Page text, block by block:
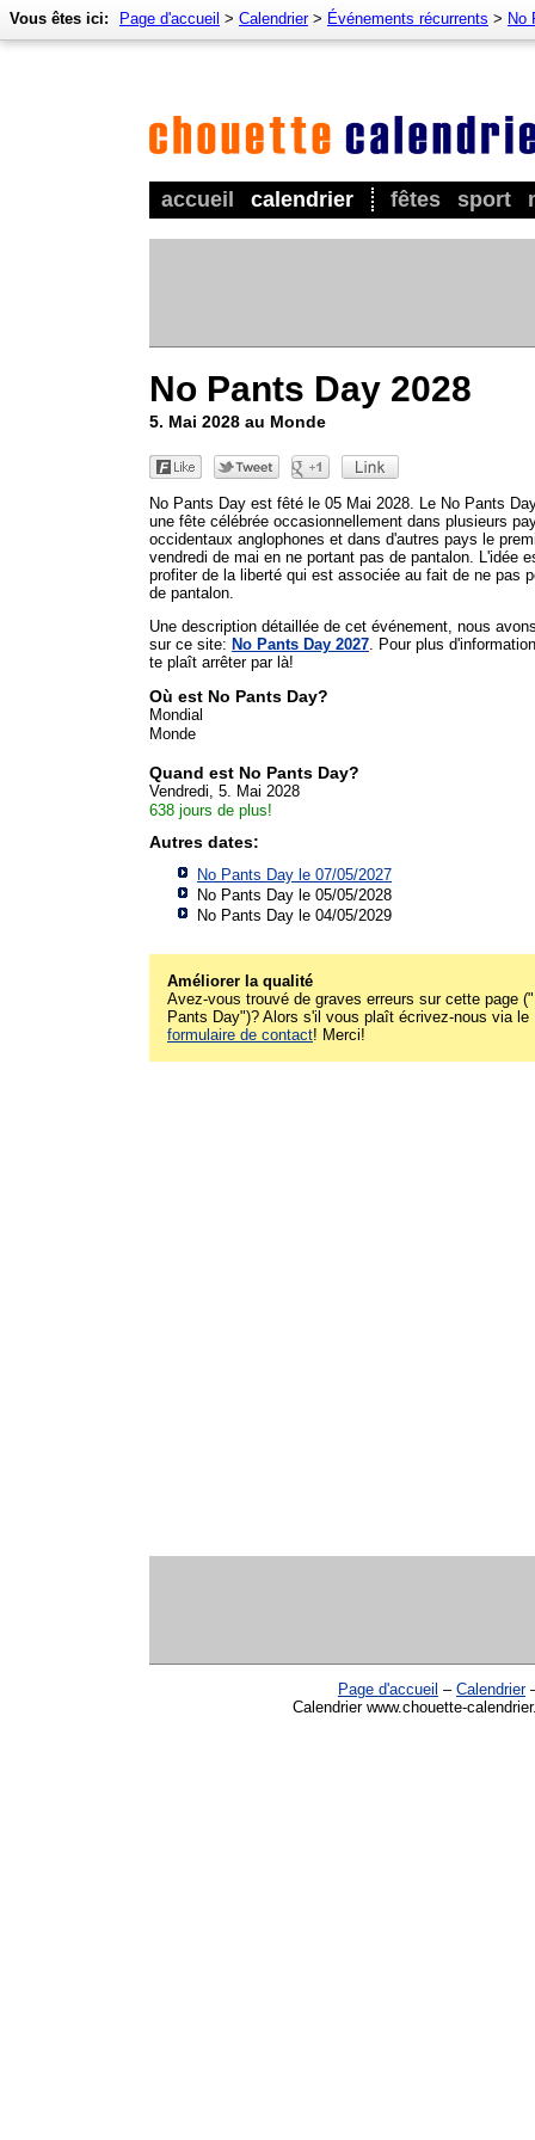
accueil calendrier fêtes sport
Vous êtes ici: Page d'accueil > Calendrier> Événements récurrents > No
No Pants Day 2028
5. Mai 2028 au Monde
No Pants Day est fêté le 05 Mai 2028. Le No Pants
une fête célébrée occasionnellement dans plusieurs
occidentaux anglophones et dans d'autres pays le
vendredi de mai en ne portant pas de pantalon. L'idée
profiter de la liberté qui est associée au fait de ne pas
de pantalon.
Une description détaillée de cet événement, nous
sur ce site: No Pants Day 2027 . Pour plus
te plaît arrêter par là!
Où est No Pants Day?
Mondial
Monde
Quand est No Pants Day?
Vendredi, 5. Mai 2028
638 jours de plus!
Autres dates:
No Pants Day le 07/05/2027
No Pants Day le 05/05/2028
No Pants Day le 04/05/2029
Améliorer la qualité
Avez-vous trouvé de graves erreurs sur cette page
Pants Day")? Alors s'il vous plaît écrivez-nous via le
formulaire de contact! Merci!
Page d'accueil – Calendrier
Calendrier www.chouette-